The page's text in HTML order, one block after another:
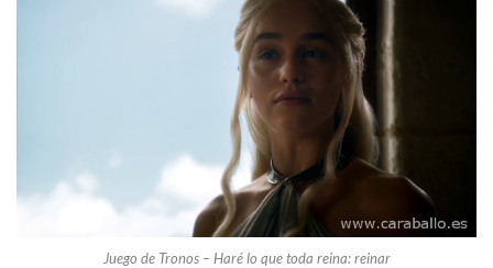
Juego de Tronos – Haré lo que toda reina: reinar